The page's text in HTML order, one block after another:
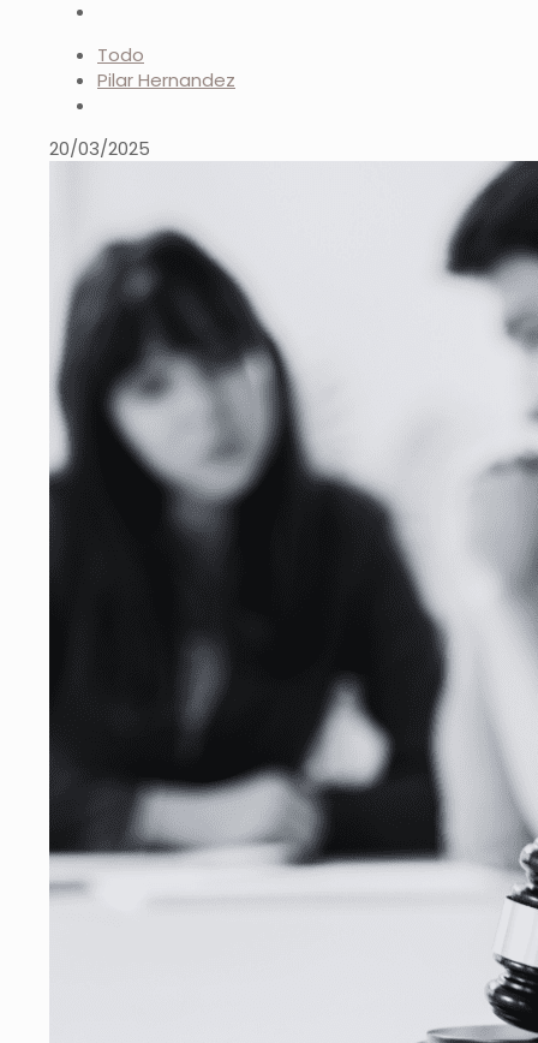
Todo
Pilar Hernandez
20/03/2025